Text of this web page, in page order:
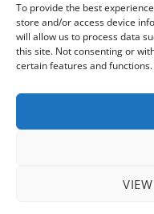
To provide the best
store and/or access device
will allow us to process data
this site. Not consenting or
certain features and functions.
Вы также можете